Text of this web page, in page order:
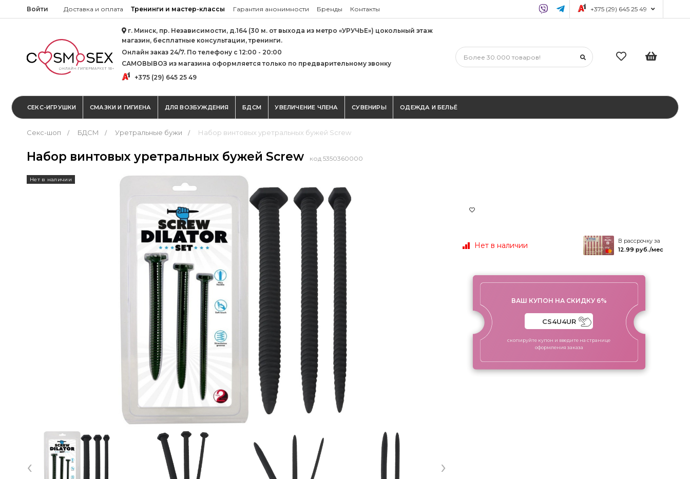
Войти Доставка и оплата Тренинги и мастер-классы Гарантия анонимности Бренды Контакты +375 (29) 645 25 49
г. Минск, пр. Независимости, д.164 (30 м. от выхода из метро «УРУЧЬЕ») цокольный этаж
магазин, бесплатные консультации, тренинги.
Онлайн заказ 24/7. По телефону с 12:00 - 20:00
САМОВЫВОЗ из магазина оформляется только по предварительному звонку
+375 (29) 645 25 49
СЕКС-ИГРУШКИ СМАЗКИ И ГИГИЕНА ДЛЯ ВОЗБУЖДЕНИЯ БДСМ УВЕЛИЧЕНИЕ ЧЛЕНА СУВЕНИРЫ ОДЕЖДА И БЕЛЬЁ
Секс-шоп БДСМ Уретральные бужи Набор винтовых уретральных бужей Screw
Набор винтовых уретральных бужей Screw код 5350360000
Нет в наличии
‹ ›
Нет в наличии
В рассрочку за
12.99 руб./мес
ВАШ КУПОН НА СКИДКУ 6%
скопируйте купон и введите на странице
оформления заказа